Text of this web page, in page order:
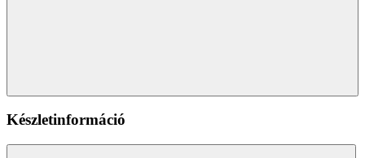
Készletinformáció